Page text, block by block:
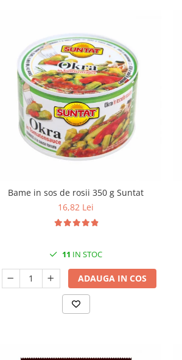
Bame in sos de rosii 350 g Suntat
16,82 Lei
11 IN STOC
ADAUGA IN COS